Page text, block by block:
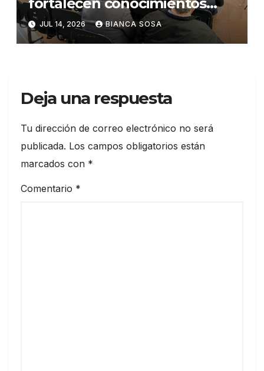
sobre administración de
contratos públicos
JUL 14, 2026 BIANCA SOSA
Deja una respuesta
Tu dirección de correo electrónico no será
publicada. Los campos obligatorios están
marcados con *
Comentario *